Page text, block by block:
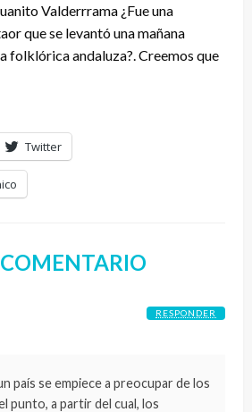
Valderrrama ¿Fue una
que se levantó una mañana
folklórica andaluza?. Creemos que
Twitter
país se empiece a preocupar de los
punto, a partir del cual, los
RESPONDER